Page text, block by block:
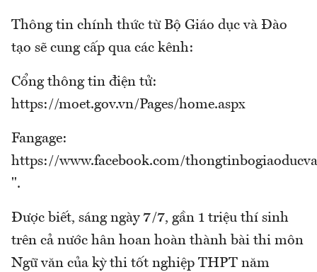
Thông tin chính thức từ Bộ Giáo dục và Đào
tạo sẽ cung cấp qua các kênh:
Cổng thông tin điện tử:
https://moet.gov.vn/Pages/home.aspx
Fangage:
https://www.facebook.com/
".
Được biết, sáng ngày 7/7, gần 1 triệu thí sinh
trên cả nước hân hoan hoàn thành bài thi môn
Ngữ văn của kỳ thi tốt nghiệp THPT năm